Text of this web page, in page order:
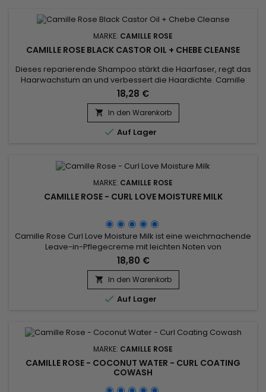
MARKE: CAMILLE ROSE
CAMILLE ROSE BLACK CASTOR OIL + CHEBE CLEANSE
Dieses reparierende Shampoo stärkt die Haarfaser, regt das
Haarwachstum an und verbessert die Haardichte. Camille
Rose Black Castor Oil und Chebe Cleanse bietet eine
natürliche Antwort auf die Bedürfnisse von geschwächtem
und nach Vitalität strebendem Haar.&nbsp; Das an
Fettsäuren reiche Rizinusöl spendet tiefgehende Feuchtigkeit
und fördert ein...
18,28 €
 In den Warenkorb
 Auf Lager
MARKE: CAMILLE ROSE
CAMILLE ROSE - CURL LOVE MOISTURE MILK
Camille Rose Curl Love Moisture Milk ist eine weichmachende
Leave-in-Pflegecreme mit leichten Noten von
Macadamianuss und Vanille.Die nährende Reismilch wird mit
unserer natürlichen Ölmischung aus Bio-Avocado, Rizinus
und Macadamia angedickt.&nbsp; Für eine
feuchtigkeitsspendende und stärkende Wirkung werden
Safttröpfchen von Hagebutten und Aloe mit...
18,80 €
 In den Warenkorb
 Auf Lager
MARKE: CAMILLE ROSE
CAMILLE ROSE - COCONUT WATER - CURL COATING
COWASH